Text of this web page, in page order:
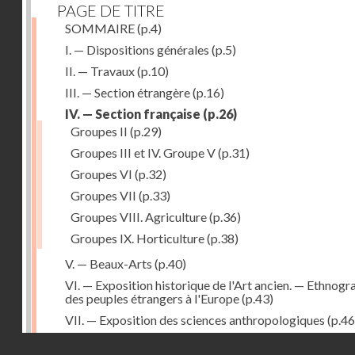
PAGE DE TITRE
SOMMAIRE(p.4)
I. — Dispositions générales (p.5)
II. — Travaux(p.10)
III. — Section étrangère(p.16)
IV. — Section française (p.26)
Groupes II (p.29)
Groupes III et IV. Groupe V(p.31)
Groupes VI (p.32)
Groupes VII (p.33)
Groupes VIII. Agriculture(p.36)
Groupes IX. Horticulture(p.38)
V. — Beaux-Arts (p.40)
VI. — Exposition historique de l'Art ancien. —
des peuples étrangers à l'Europe(p.43)
VII. — Exposition des sciences anthropologiques